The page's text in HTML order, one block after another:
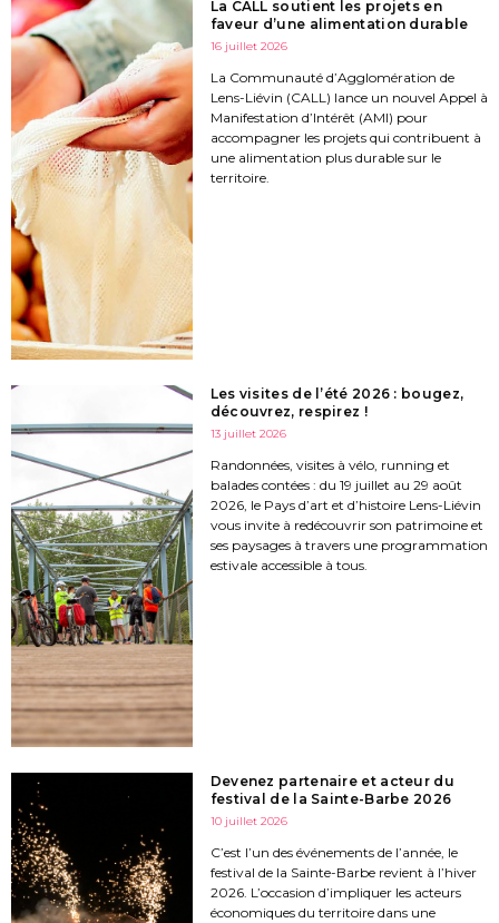
La CALL soutient les projets en
faveur d’une alimentation durable
16 juillet 2026
La Communauté d’Agglomération de
Lens-Liévin (CALL) lance un nouvel Appel à
Manifestation d’Intérêt (AMI) pour
accompagner les projets qui contribuent à
une alimentation plus durable sur le
territoire.
Les visites de l’été 2026 : bougez,
découvrez, respirez !
13 juillet 2026
Randonnées, visites à vélo, running et
balades contées : du 19 juillet au 29 août
2026, le Pays d’art et d’histoire Lens-Liévin
vous invite à redécouvrir son patrimoine et
ses paysages à travers une programmation
estivale accessible à tous.
Devenez partenaire et acteur du
festival de la Sainte-Barbe 2026
10 juillet 2026
C’est l’un des événements de l’année, le
festival de la Sainte-Barbe revient à l’hiver
2026. L’occasion d’impliquer les acteurs
économiques du territoire dans une